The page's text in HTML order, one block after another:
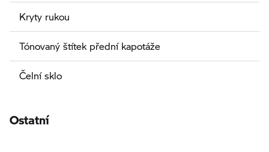
Kryty rukou
Tónovaný štítek přední kapotáže
Čelní sklo
Ostatní